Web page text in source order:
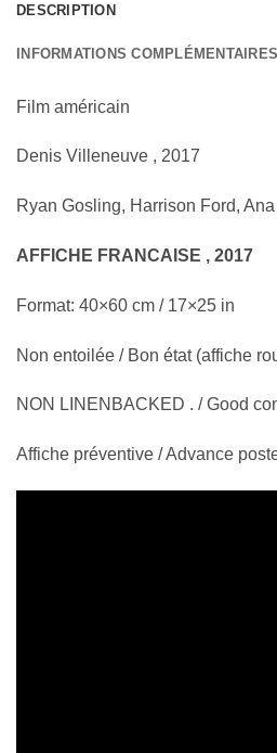
DESCRIPTION
INFORMATIONS COMPLÉMENTAIRES
Film américain
Denis Villeneuve , 2017
Ryan Gosling, Harrison Ford,
AFFICHE FRANCAISE , 2017
Format: 40×60 cm / 17×25 in
Non entoilée / Bon état (affiche
NON LINENBACKED . / Good
Affiche préventive / Advance